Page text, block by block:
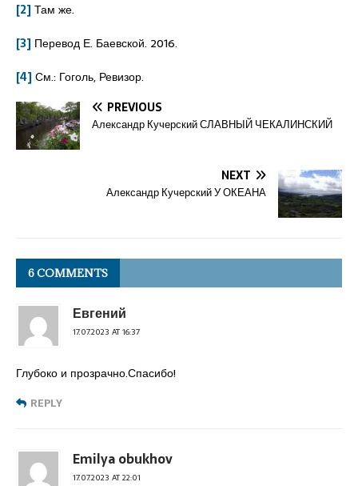
[2]Там же.
[3] Перевод Е. Баевской. 2016.
[4]См.: Гоголь, Ревизор.
PREVIOUS
Александр Кучерский СЛАВНЫЙ ЧЕКАЛИНСКИЙ
NEXT
Александр Кучерский У ОКЕАНА
6 COMMENTS
Евгений
17.07.2023 AT 16:37
Глубоко и прозрачно.Спасибо!
REPLY
Emilya obukhov
17.07.2023 AT 22:01